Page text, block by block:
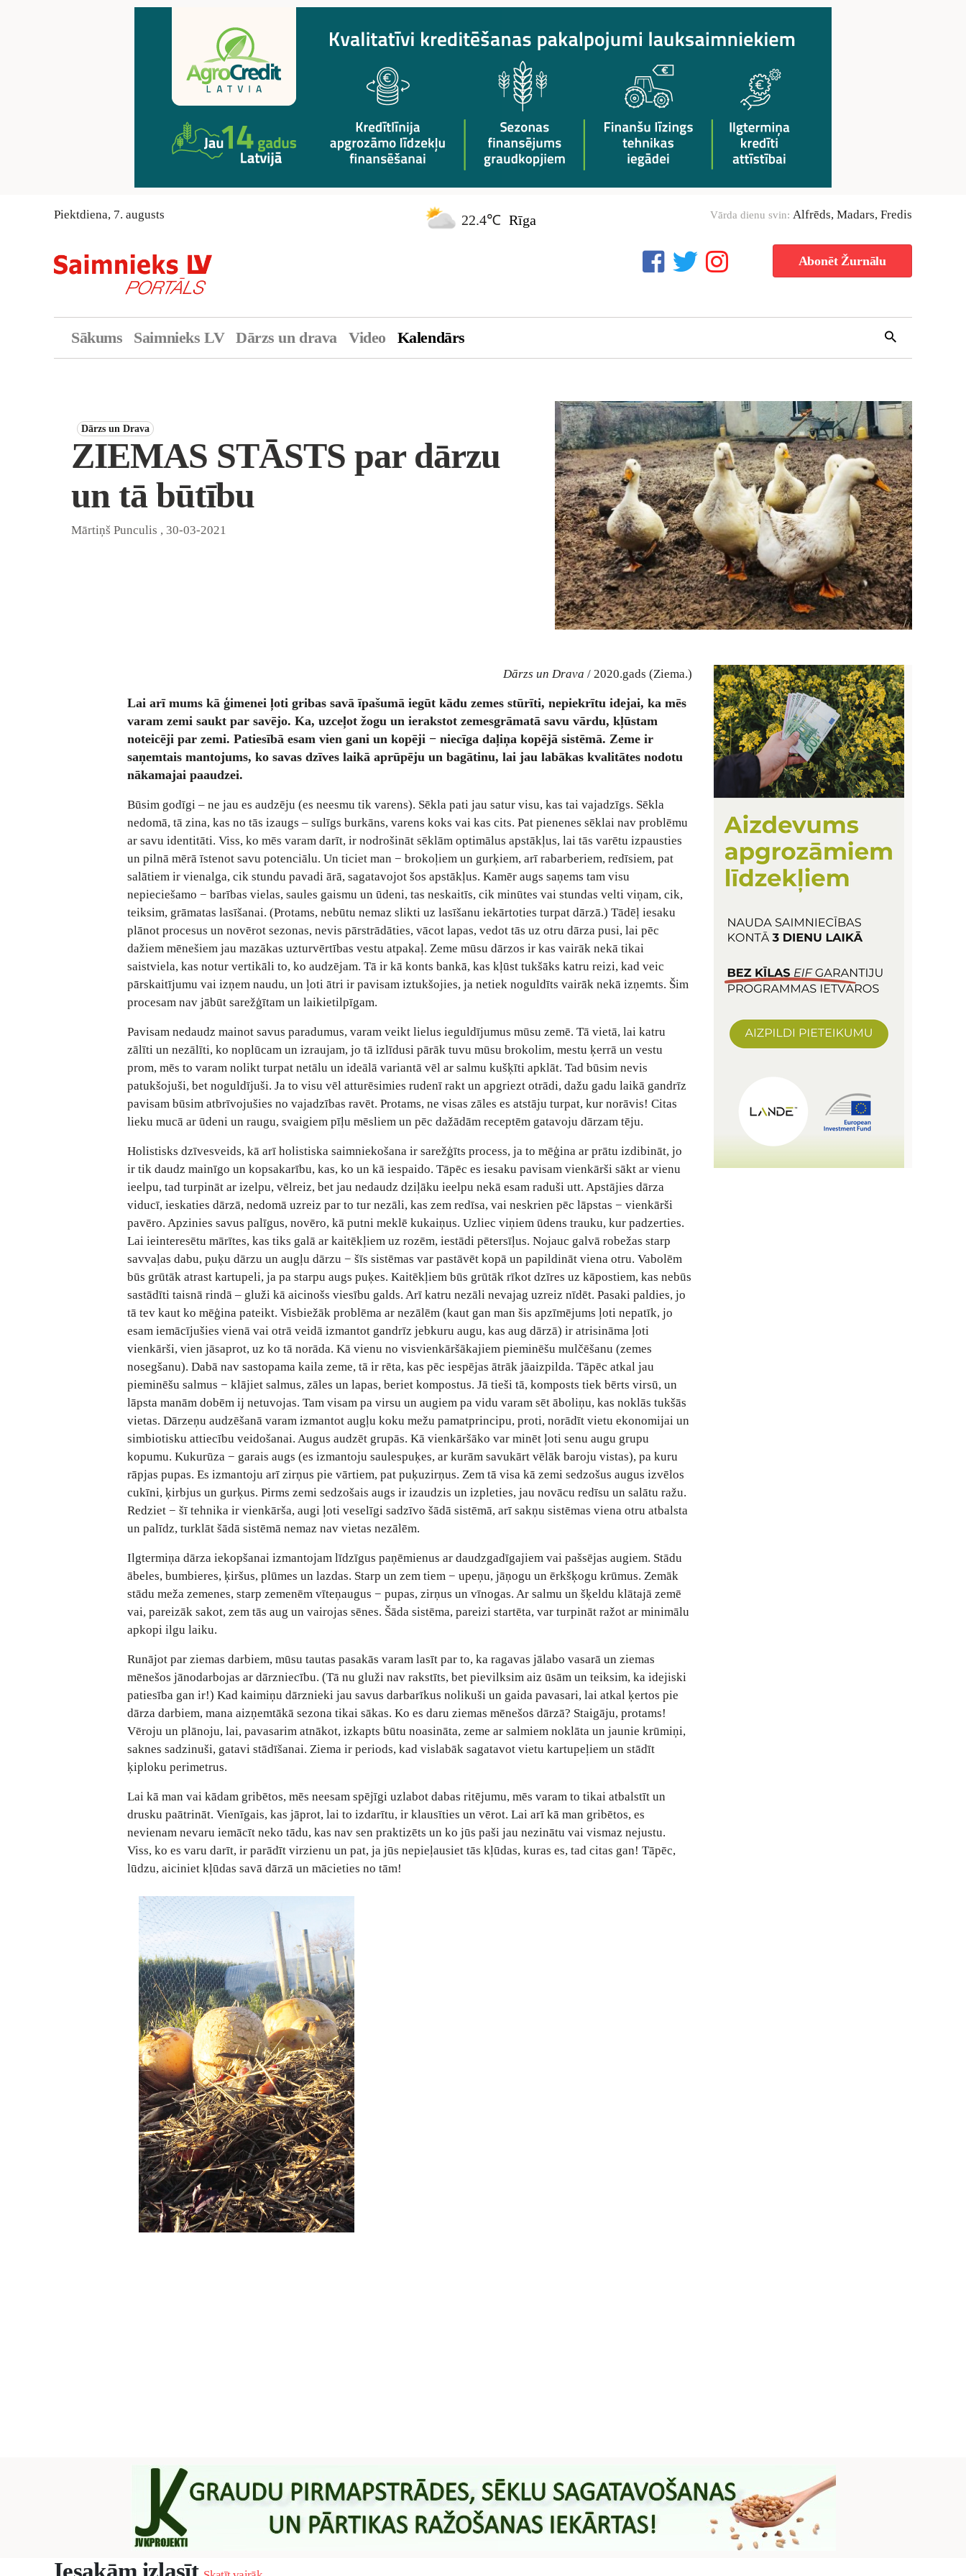
Piektdiena, 7. augusts 22.4℃ Rīga Vārda dienu svin: Alfrēds, Madars, Fredis
Abonēt Žurnālu
Sākums Saimnieks LV Dārzs un drava Video Kalendārs
Dārzs un Drava
ZIEMAS STĀSTS par dārzu
un tā būtību
Mārtiņš Punculis , 30-03-2021
Dārzs un Drava / 2020.gads (Ziema.)
Lai arī mums kā ģimenei ļoti gribas savā īpašumā iegūt kādu zemes stūrīti, nepiekrītu idejai, ka mēs
varam zemi saukt par savējo. Ka, uzceļot žogu un ierakstot zemesgrāmatā savu vārdu, kļūstam
noteicēji par zemi. Patiesībā esam vien gani un kopēji − niecīga daļiņa kopējā sistēmā. Zeme ir
saņemtais mantojums, ko savas dzīves laikā aprūpēju un bagātinu, lai jau labākas kvalitātes nodotu
nākamajai paaudzei.
Būsim godīgi – ne jau es audzēju (es neesmu tik varens). Sēkla pati jau satur visu, kas tai vajadzīgs. Sēkla
nedomā, tā zina, kas no tās izaugs – sulīgs burkāns, varens koks vai kas cits. Pat pienenes sēklai nav problēmu
ar savu identitāti. Viss, ko mēs varam darīt, ir nodrošināt sēklām optimālus apstākļus, lai tās varētu izpausties
un pilnā mērā īstenot savu potenciālu. Un ticiet man − brokoļiem un gurķiem, arī rabarberiem, redīsiem, pat
salātiem ir vienalga, cik stundu pavadi ārā, sagatavojot šos apstākļus. Kamēr augs saņems tam visu
nepieciešamo − barības vielas, saules gaismu un ūdeni, tas neskaitīs, cik minūtes vai stundas velti viņam, cik,
teiksim, grāmatas lasīšanai. (Protams, nebūtu nemaz slikti uz lasīšanu iekārtoties turpat dārzā.) Tādēļ iesaku
plānot procesus un novērot sezonas, nevis pārstrādāties, vācot lapas, vedot tās uz otru dārza pusi, lai pēc
dažiem mēnešiem jau mazākas uzturvērtības vestu atpakaļ. Zeme mūsu dārzos ir kas vairāk nekā tikai
saistviela, kas notur vertikāli to, ko audzējam. Tā ir kā konts bankā, kas kļūst tukšāks katru reizi, kad veic
pārskaitījumu vai izņem naudu, un ļoti ātri ir pavisam iztukšojies, ja netiek noguldīts vairāk nekā izņemts. Šim
procesam nav jābūt sarežģītam un laikietilpīgam.
Pavisam nedaudz mainot savus paradumus, varam veikt lielus ieguldījumus mūsu zemē. Tā vietā, lai katru
zālīti un nezālīti, ko noplūcam un izraujam, jo tā izlīdusi pārāk tuvu mūsu brokolim, mestu ķerrā un vestu
prom, mēs to varam nolikt turpat netālu un ideālā variantā vēl ar salmu kušķīti apklāt. Tad būsim nevis
patukšojuši, bet noguldījuši. Ja to visu vēl atturēsimies rudenī rakt un apgriezt otrādi, dažu gadu laikā gandrīz
pavisam būsim atbrīvojušies no vajadzības ravēt. Protams, ne visas zāles es atstāju turpat, kur norāvis! Citas
lieku mucā ar ūdeni un raugu, svaigiem pīļu mēsliem un pēc dažādām receptēm gatavoju dārzam tēju.
Holistisks dzīvesveids, kā arī holistiska saimniekošana ir sarežģīts process, ja to mēģina ar prātu izdibināt, jo
ir tik daudz mainīgo un kopsakarību, kas, ko un kā iespaido. Tāpēc es iesaku pavisam vienkārši sākt ar vienu
ieelpu, tad turpināt ar izelpu, vēlreiz, bet jau nedaudz dziļāku ieelpu nekā esam raduši utt. Apstājies dārza
viducī, ieskaties dārzā, nedomā uzreiz par to tur nezāli, kas zem redīsa, vai neskrien pēc lāpstas − vienkārši
pavēro. Apzinies savus palīgus, novēro, kā putni meklē kukaiņus. Uzliec viņiem ūdens trauku, kur padzerties.
Lai ieinteresētu mārītes, kas tiks galā ar kaitēkļiem uz rozēm, iestādi pētersīļus. Nojauc galvā robežas starp
savvaļas dabu, puķu dārzu un augļu dārzu − šīs sistēmas var pastāvēt kopā un papildināt viena otru. Vabolēm
būs grūtāk atrast kartupeli, ja pa starpu augs puķes. Kaitēkļiem būs grūtāk rīkot dzīres uz kāpostiem, kas nebūs
sastādīti taisnā rindā – gluži kā aicinošs viesību galds. Arī katru nezāli nevajag uzreiz nīdēt. Pasaki paldies, jo
tā tev kaut ko mēģina pateikt. Visbiežāk problēma ar nezālēm (kaut gan man šis apzīmējums ļoti nepatīk, jo
esam iemācījušies vienā vai otrā veidā izmantot gandrīz jebkuru augu, kas aug dārzā) ir atrisināma ļoti
vienkārši, vien jāsaprot, uz ko tā norāda. Kā vienu no visvienkāršākajiem pieminēšu mulčēšanu (zemes
nosegšanu). Dabā nav sastopama kaila zeme, tā ir rēta, kas pēc iespējas ātrāk jāaizpilda. Tāpēc atkal jau
pieminēšu salmus − klājiet salmus, zāles un lapas, beriet kompostus. Jā tieši tā, komposts tiek bērts virsū, un
lāpsta manām dobēm ij netuvojas. Tam visam pa virsu un augiem pa vidu varam sēt āboliņu, kas noklās tukšās
vietas. Dārzeņu audzēšanā varam izmantot augļu koku mežu pamatprincipu, proti, norādīt vietu ekonomijai un
simbiotisku attiecību veidošanai. Augus audzēt grupās. Kā vienkāršāko var minēt ļoti senu augu grupu
kopumu. Kukurūza − garais augs (es izmantoju saulespuķes, ar kurām savukārt vēlāk baroju vistas), pa kuru
rāpjas pupas. Es izmantoju arī zirņus pie vārtiem, pat puķuzirņus. Zem tā visa kā zemi sedzošus augus izvēlos
cukīni, ķirbjus un gurķus. Pirms zemi sedzošais augs ir izaudzis un izpleties, jau novācu redīsu un salātu ražu.
Redziet − šī tehnika ir vienkārša, augi ļoti veselīgi sadzīvo šādā sistēmā, arī sakņu sistēmas viena otru atbalsta
un palīdz, turklāt šādā sistēmā nemaz nav vietas nezālēm.
Ilgtermiņa dārza iekopšanai izmantojam līdzīgus paņēmienus ar daudzgadīgajiem vai pašsējas augiem. Stādu
ābeles, bumbieres, ķiršus, plūmes un lazdas. Starp un zem tiem − upeņu, jāņogu un ērkšķogu krūmus. Zemāk
stādu meža zemenes, starp zemenēm vīteņaugus − pupas, zirņus un vīnogas. Ar salmu un šķeldu klātajā zemē
vai, pareizāk sakot, zem tās aug un vairojas sēnes. Šāda sistēma, pareizi startēta, var turpināt ražot ar minimālu
apkopi ilgu laiku.
Runājot par ziemas darbiem, mūsu tautas pasakās varam lasīt par to, ka ragavas jālabo vasarā un ziemas
mēnešos jānodarbojas ar dārzniecību. (Tā nu gluži nav rakstīts, bet pievilksim aiz ūsām un teiksim, ka idejiski
patiesība gan ir!) Kad kaimiņu dārznieki jau savus darbarīkus nolikuši un gaida pavasari, lai atkal ķertos pie
dārza darbiem, mana aizņemtākā sezona tikai sākas. Ko es daru ziemas mēnešos dārzā? Staigāju, protams!
Vēroju un plānoju, lai, pavasarim atnākot, izkapts būtu noasināta, zeme ar salmiem noklāta un jaunie krūmiņi,
saknes sadzinuši, gatavi stādīšanai. Ziema ir periods, kad vislabāk sagatavot vietu kartupeļiem un stādīt
ķiploku perimetrus.
Lai kā man vai kādam gribētos, mēs neesam spējīgi uzlabot dabas ritējumu, mēs varam to tikai atbalstīt un
drusku paātrināt. Vienīgais, kas jāprot, lai to izdarītu, ir klausīties un vērot. Lai arī kā man gribētos, es
nevienam nevaru iemācīt neko tādu, kas nav sen praktizēts un ko jūs paši jau nezinātu vai vismaz nejustu.
Viss, ko es varu darīt, ir parādīt virzienu un pat, ja jūs nepieļausiet tās kļūdas, kuras es, tad citas gan! Tāpēc,
lūdzu, aiciniet kļūdas savā dārzā un mācieties no tām!